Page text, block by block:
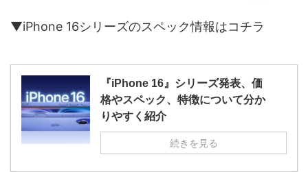
▼iPhone 16シリーズのスペック情報はコチラ
『iPhone 16』シリーズ発表、価
格やスペック、特徴について分か
りやすく紹介
続きを見る